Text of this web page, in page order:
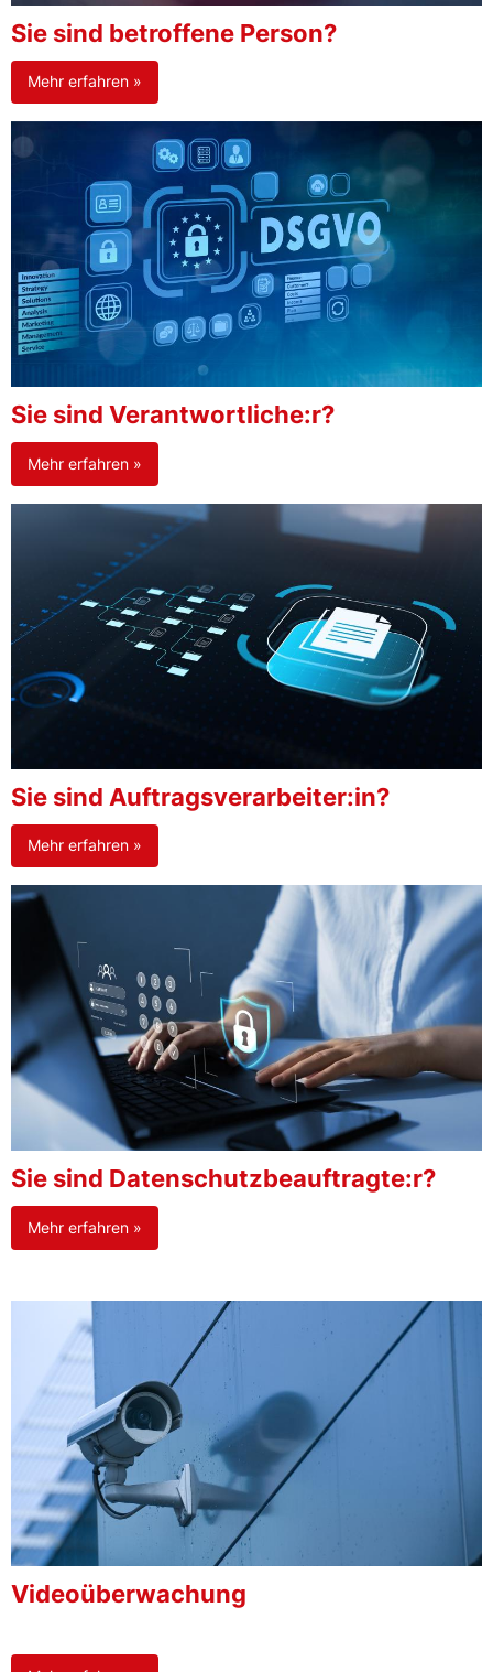
Sie sind betroffene Person?
Mehr erfahren »
Sie sind Verantwortliche:r?
Mehr erfahren »
Sie sind Auftragsverarbeiter:in?
Mehr erfahren »
Sie sind Datenschutzbeauftragte:r?
Mehr erfahren »
Videoüberwachung